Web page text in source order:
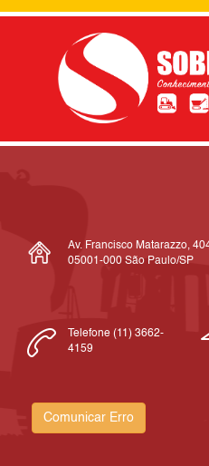
Av. Francisco Matarazzo,
05001-000 São Paulo/SP
Telefone (11) 3662-
4159
Comunicar Erro